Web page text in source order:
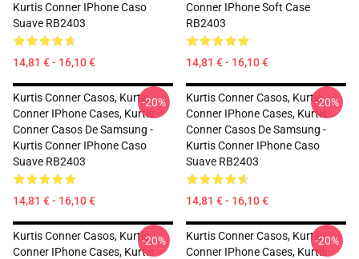
Kurtis Conner IPhone Caso
Suave RB2403
14,81 € - 16,10 €
Conner IPhone Soft Case
RB2403
14,81 € - 16,10 €
Kurtis Conner Casos, Kurtis
Conner IPhone Cases, Kurtis
Conner Casos De Samsung -
Kurtis Conner IPhone Caso
Suave RB2403
14,81 € - 16,10 €
-20%
Kurtis Conner Casos, Kurtis
Conner IPhone Cases, Kurtis
Conner Casos De Samsung -
Kurtis Conner IPhone Caso
Suave RB2403
14,81 € - 16,10 €
-20%
Kurtis Conner Casos, Kurtis
Conner IPhone Cases, Kurtis
-20%
Kurtis Conner Casos, Kurtis
Conner IPhone Cases, Kurtis
-20%